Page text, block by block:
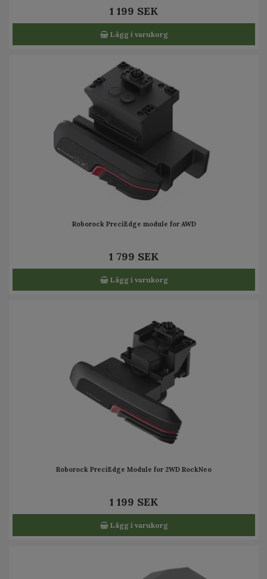
1 199 SEK
Lägg i varukorg
Roborock PreciEdge module for AWD
1 799 SEK
Lägg i varukorg
Roborock PreciEdge Module for 2WD RockNeo
1 199 SEK
Lägg i varukorg